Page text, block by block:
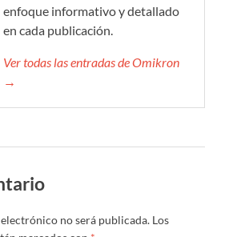
enfoque informativo y detallado
en cada publicación.
Ver todas las entradas de Omikron
→
no será publicada. Los